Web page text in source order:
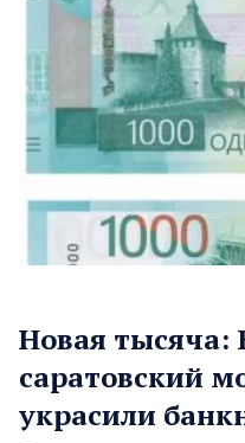
Новая тысяча:
саратовский
украсили